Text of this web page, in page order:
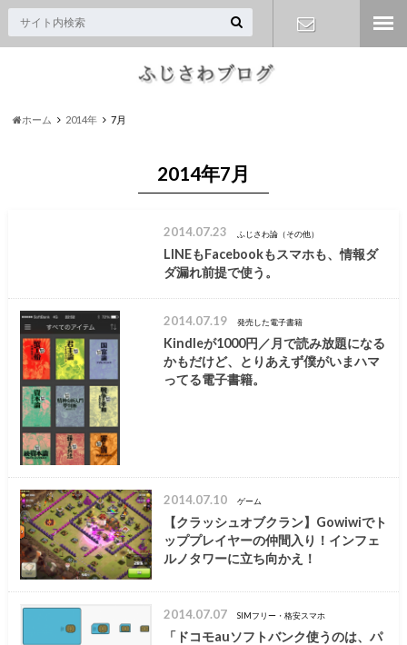
お問い合わ
ホーム 2014年 7月
2014年7月
2014.07.23 ふじさわ論（その他）
LINEもFacebookもスマホも、情報ダ
ダ漏れ前提で使う。
2014.07.19 発売した電子書籍
Kindleが1000円／月で読み放題になる
かもだけど、とりあえず僕がいまハマ
ってる電子書籍。
2014.07.10 ゲーム
【クラッシュオブクラン】Gowiwiでト
ッププレイヤーの仲間入り！インフェ
ルノタワーに立ち向かえ！
2014.07.07 SIMフリー・格安スマホ
「ドコモauソフトバンク使うのは、パ